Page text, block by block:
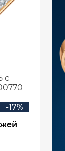
с
-17%